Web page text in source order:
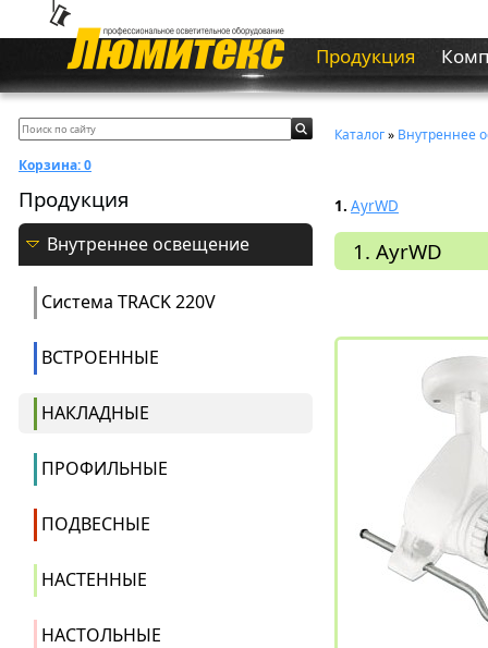
Продукция
Корзина:0
Продукция
Внутреннее освещение
Система ТRACK 220V
ВСТРОЕННЫЕ
НАКЛАДНЫЕ
ПРОФИЛЬНЫЕ
ПОДВЕСНЫЕ
НАСТЕННЫЕ
НАСТОЛЬНЫЕ
Каталог» Внутреннее
1. AyrWD
1. AyrWD